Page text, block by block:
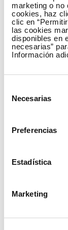
marketing o no
cookies, haz
clic en
las cookies
disponibles en
necesarias”
Información
Necesarias
Preferencias
Estadística
Marketing
generación
en las
innovación,
mercado
proyectos
como en la
¿Cómo
Empresas
Por un
soluciones
(eléctrico a